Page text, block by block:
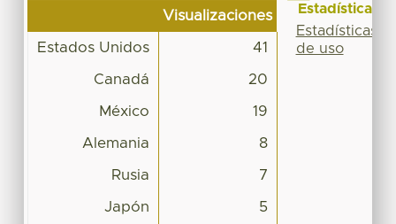
Visualizaciones
Estados Unidos 41
Canadá 20
México 19
Alemania 8
Rusia 7
Japón 5
Estadísticas
Estadísticas
de uso